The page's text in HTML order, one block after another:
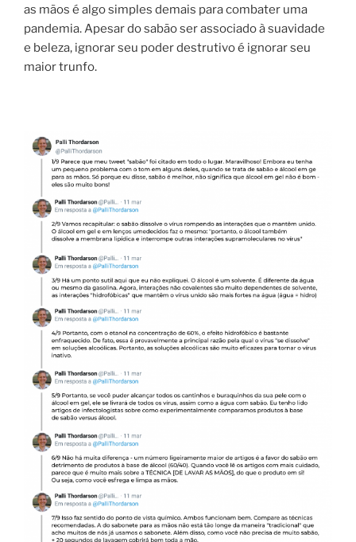
as mãos é algo simples demais para combater uma
pandemia. Apesar do sabão ser associado à suavidade
e beleza, ignorar seu poder destrutivo é ignorar seu
maior trunfo.